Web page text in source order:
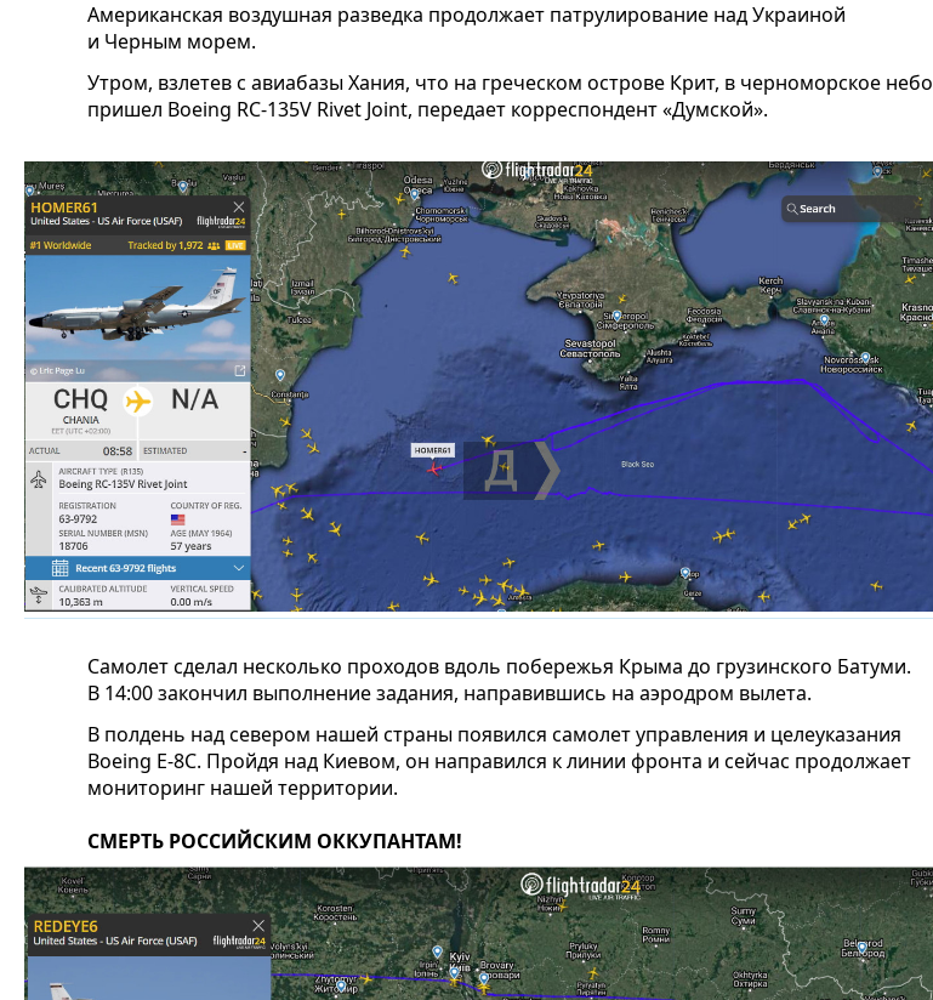
Американская воздушная разведка продолжает патрулирование над Украиной
и Черным морем.
Утром, взлетев с авиабазы Хания, что на греческом острове Крит, в черноморское небо
пришел Boeing RC-135V Rivet Joint, передает корреспондент «Думской».
Самолет сделал несколько проходов вдоль побережья Крыма до грузинского Батуми.
В 14:00 закончил выполнение задания, направившись на аэродром вылета.
В полдень над севером нашей страны появился самолет управления и целеуказания
Boeing E-8C. Пройдя над Киевом, он направился к линии фронта и сейчас продолжает
мониторинг нашей территории.
СМЕРТЬ РОССИЙСКИМ ОККУПАНТАМ!